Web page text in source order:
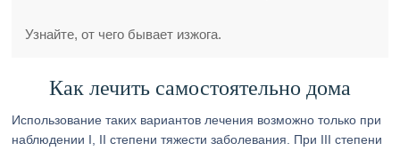
Узнайте, от чего бывает изжога.
Как лечить самостоятельно дома
Использование таких вариантов лечения возможно только при
наблюдении I, II степени тяжести заболевания. При III степени